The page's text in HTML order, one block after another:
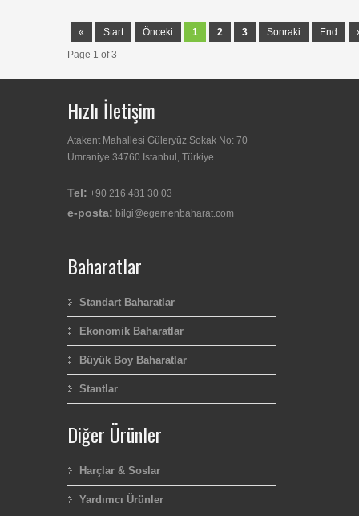
« Start Önceki 1 2 3 Sonraki End
Page 1 of 3
Hızlı İletişim
Atakent Mahallesi Güleryüz Sokak No: 70
Ümraniye 34760 İstanbul, Türkiye
Tel: +90 216 481 30 03
e-posta: bilgi@egemenbaharat.com
Baharatlar
Standart Baharatlar
Ekonomik Baharatlar
Büyük Boy Baharatlar
Stantlar
Diğer Ürünler
Harçlar & Soslar
Yardımcı Ürünler